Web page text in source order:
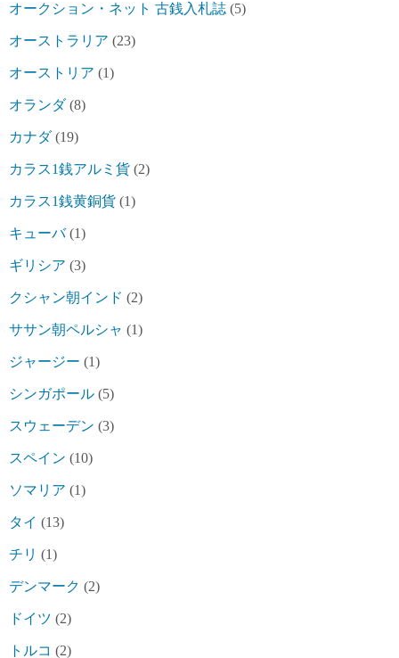
オークション・ネット 古銭入札誌 (5)
オーストラリア (23)
オーストリア (1)
オランダ(8)
カナダ(19)
カラス1銭アルミ貨 (2)
カラス1銭黄銅貨 (1)
キューバ(1)
ギリシア (3)
クシャン朝インド (2)
ササン朝ペルシャ (1)
ジャージー (1)
シンガポール (5)
スウェーデン (3)
スペイン (10)
ソマリア (1)
タイ (13)
チリ (1)
デンマーク (2)
ドイツ (2)
トルコ (2)